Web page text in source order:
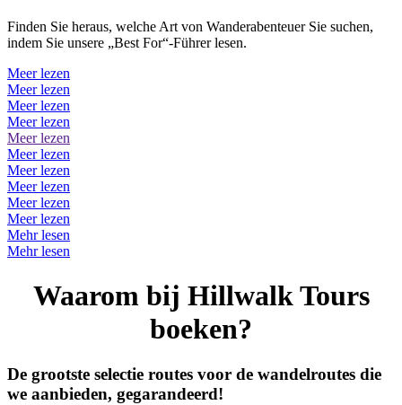
Finden Sie heraus, welche Art von Wanderabenteuer Sie suchen,
indem Sie unsere „Best For“-Führer lesen.
Meer lezen
Meer lezen
Meer lezen
Meer lezen
Meer lezen
Meer lezen
Meer lezen
Meer lezen
Meer lezen
Meer lezen
Mehr lesen
Mehr lesen
Waarom bij Hillwalk Tours
boeken?
De grootste selectie routes voor de wandelroutes die
we aanbieden, gegarandeerd!